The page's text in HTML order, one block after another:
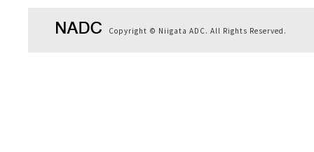
Copyright © Niigata ADC. All Rights Reserved.